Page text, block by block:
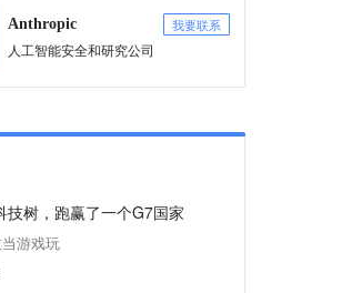
Anthropic 我要联系
人工智能安全和研究公司
技树，跑赢了一个G7国家
游戏玩